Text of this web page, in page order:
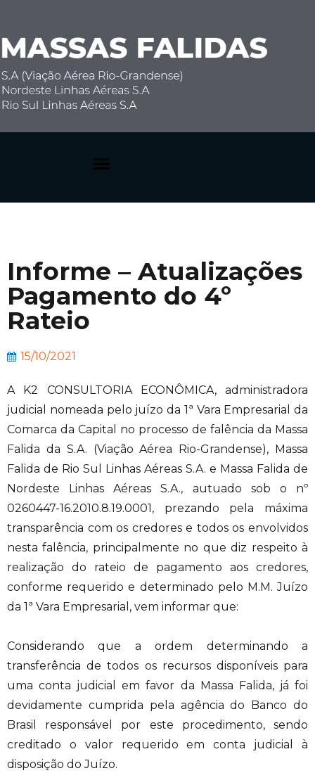
Informe – Atualizações
Pagamento do 4º
Rateio
15/10/2021
A K2 CONSULTORIA ECONÔMICA, administradora
judicial nomeada pelo juízo da 1ª Vara Empresarial da
Comarca da Capital no processo de falência da Massa
Falida da S.A. (Viação Aérea Rio-Grandense), Massa
Falida de Rio Sul Linhas Aéreas S.A. e Massa Falida de
Nordeste Linhas Aéreas S.A., autuado sob o nº
0260447-16.2010.8.19.0001, prezando pela máxima
transparência com os credores e todos os envolvidos
nesta falência, principalmente no que diz respeito à
realização do rateio de pagamento aos credores,
conforme requerido e determinado pelo M.M. Juízo
da 1ª Vara Empresarial, vem informar que:
Considerando que a ordem determinando a
transferência de todos os recursos disponíveis para
uma conta judicial em favor da Massa Falida, já foi
devidamente cumprida pela agência do Banco do
Brasil responsável por este procedimento, sendo
creditado o valor requerido em conta judicial à
disposição do Juízo.